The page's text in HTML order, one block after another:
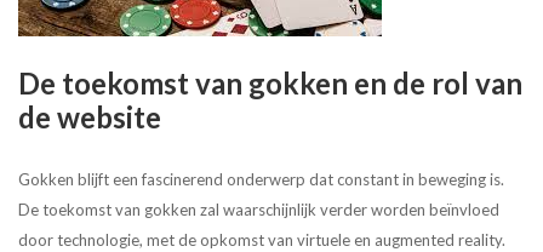
De toekomst van gokken en de rol van
de website
Gokken blijft een fascinerend onderwerp dat constant in beweging is.
De toekomst van gokken zal waarschijnlijk verder worden beïnvloed
door technologie, met de opkomst van virtuele en augmented reality.